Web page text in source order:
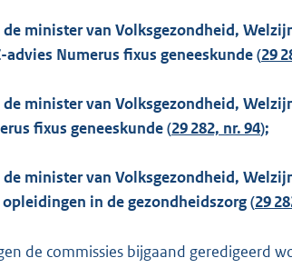
1
8
b
minister van Volksgezondheid,
advies Numerus fixus geneeskunde (29
minister van Volksgezondheid,
fixus geneeskunde (29 282, nr. 94);
minister van Volksgezondheid,
in de gezondheidszorg (29
de commissies bijgaand geredigeerd